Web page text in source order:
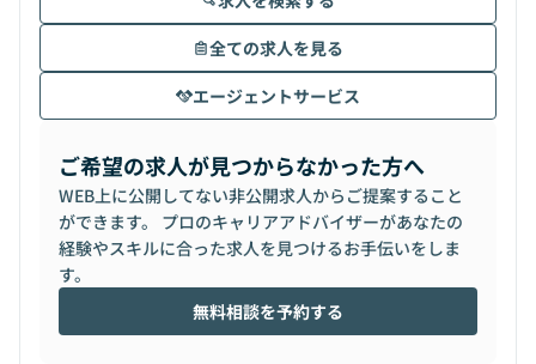
全ての求人を見る
エージェントサービス
ご希望の求人が見つからなかった方へ
WEB上に公開してない非公開求人からご提案すること
ができます。 プロのキャリアアドバイザーがあなたの
経験やスキルに合った求人を見つけるお手伝いをしま
す。
無料相談を予約する